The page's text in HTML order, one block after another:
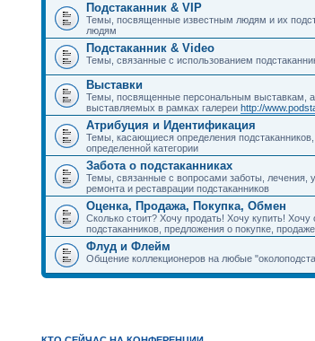
Подстаканник & VIP
Темы, посвященные известным людям и их
людям
Подстаканник & Video
Темы, связанные с использованием
Выставки
Темы, посвященные персональным выставкам,
выставляемых в рамках галереи http://
Атрибуция и Идентификация
Темы, касающиеся определения
определенной категории
Забота о подстаканниках
Темы, связанные с вопросами заботы, лечения,
ремонта и реставрации подстаканников
Оценка, Продажа, Покупка, Обмен
Сколько стоит? Хочу продать! Хочу купить!
подстаканников, предложения о покупке,
Флуд и Флейм
Общение коллекционеров на любые